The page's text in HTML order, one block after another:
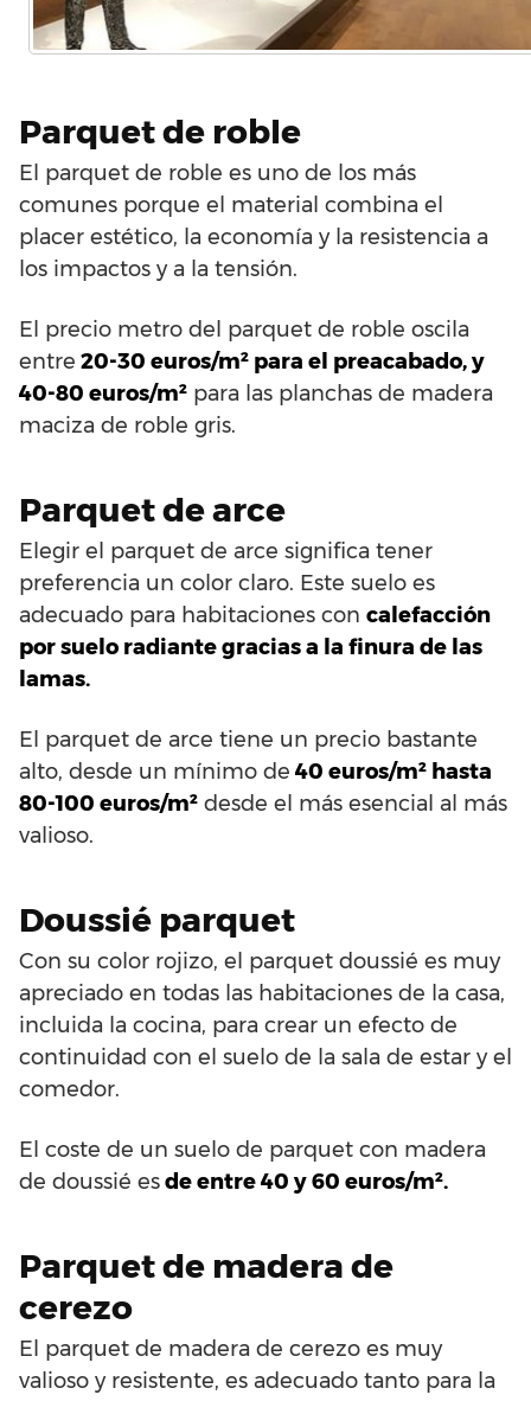
Parquet de roble
El parquet de roble es uno de los más
comunes porque el material combina el
placer estético, la economía y la resistencia a
los impactos y a la tensión.
El precio metro del parquet de roble oscila
entre 20-30 euros/m² para el preacabado, y
40-80 euros/m² para las planchas de madera
maciza de roble gris.
Parquet de arce
Elegir el parquet de arce significa tener
preferencia un color claro. Este suelo es
adecuado para habitaciones con calefacción
por suelo radiante gracias a la finura de las
lamas.
El parquet de arce tiene un precio bastante
alto, desde un mínimo de 40 euros/m² hasta
80-100 euros/m² desde el más esencial al más
valioso.
Doussié parquet
Con su color rojizo, el parquet doussié es muy
apreciado en todas las habitaciones de la casa,
incluida la cocina, para crear un efecto de
continuidad con el suelo de la sala de estar y el
comedor.
El coste de un suelo de parquet con madera
de doussié esde entre 40 y 60 euros/m².
Parquet de madera de
cerezo
El parquet de madera de cerezo es muy
valioso y resistente, es adecuado tanto para la